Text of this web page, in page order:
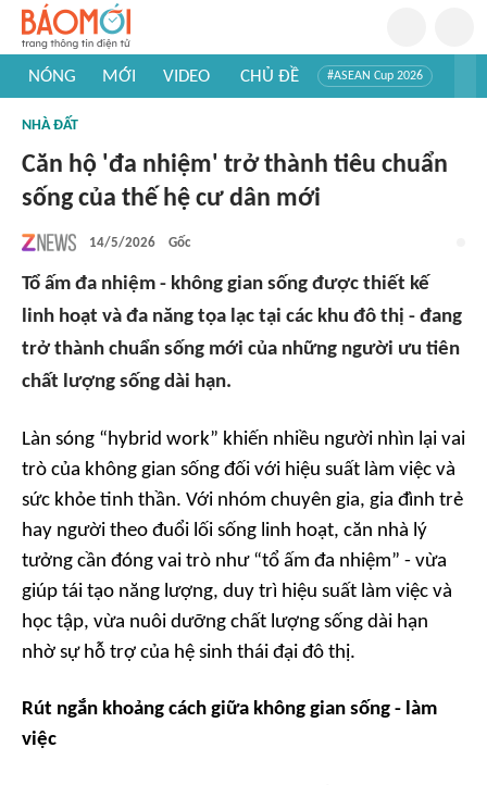
NÓNG MỚI VIDEO CHỦ ĐỀ #ASEAN Cup 2026
#Khám phá thế giới
NHÀ ĐẤT
Căn hộ 'đa nhiệm' trở thành tiêu chuẩn
sống của thế hệ cư dân mới
14/5/2026 Gốc
Tổ ấm đa nhiệm - không gian sống được thiết kế
linh hoạt và đa năng tọa lạc tại các khu đô thị - đang
trở thành chuẩn sống mới của những người ưu tiên
chất lượng sống dài hạn.
Làn sóng “hybrid work” khiến nhiều người nhìn lại vai
trò của không gian sống đối với hiệu suất làm việc và
sức khỏe tinh thần. Với nhóm chuyên gia, gia đình trẻ
hay người theo đuổi lối sống linh hoạt, căn nhà lý
tưởng cần đóng vai trò như “tổ ấm đa nhiệm” - vừa
giúp tái tạo năng lượng, duy trì hiệu suất làm việc và
học tập, vừa nuôi dưỡng chất lượng sống dài hạn
nhờ sự hỗ trợ của hệ sinh thái đại đô thị.
Rút ngắn khoảng cách giữa không gian sống - làm
việc